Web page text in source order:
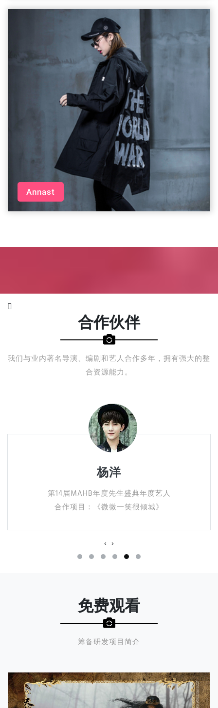
Annast
合作伙伴
我们与业内著名导演、编剧和艺人合作多年，拥有强大的整
合资源能力。
杨洋
第14届MAHB年度先生盛典年度艺人
合作项目：《微微一笑很倾城》
‹ ›
免费观看
筹备研发项目简介